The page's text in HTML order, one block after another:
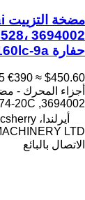
حفارة Hyundai Robex R140lc-9a, R160lc-9a
€390 ≈ $450.60
أجزاء المحرك -
3694002, 4374-20C
أيرلندا، Courtmacsherry
LTD
الاتصال بالبائع